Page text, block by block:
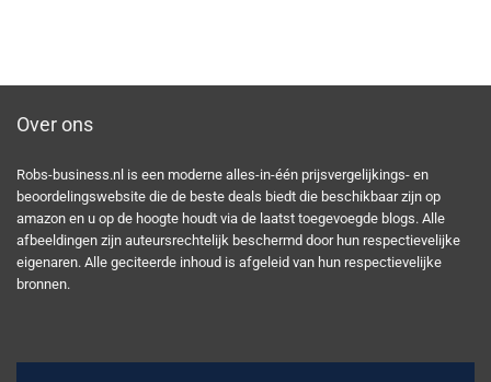
Over ons
Robs-business.nl is een moderne alles-in-één prijsvergelijkings- en
beoordelingswebsite die de beste deals biedt die beschikbaar zijn op
amazon en u op de hoogte houdt via de laatst toegevoegde blogs. Alle
afbeeldingen zijn auteursrechtelijk beschermd door hun respectievelijke
eigenaren. Alle geciteerde inhoud is afgeleid van hun respectievelijke
bronnen.